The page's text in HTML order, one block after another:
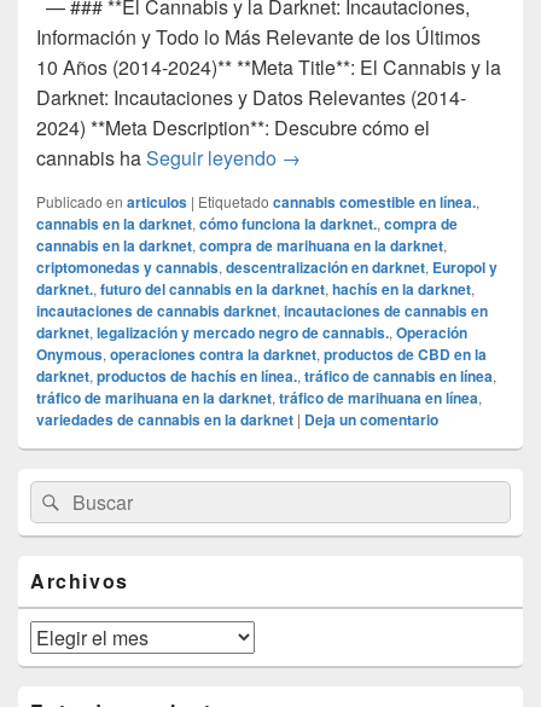
— ### **El Cannabis y la Darknet: Incautaciones,
Información y Todo lo Más Relevante de los Últimos
10 Años (2014-2024)** **Meta Title**: El Cannabis y la
Darknet: Incautaciones y Datos Relevantes (2014-
2024) **Meta Description**: Descubre cómo el
cannabis haSeguir leyendo ### **El Cannabis y la
→
Publicado en articulos | Etiquetado cannabis comestible en línea.,
cannabis en la darknet, cómo funciona la darknet., compra de
cannabis en la darknet, compra de marihuana en la darknet,
criptomonedas y cannabis, descentralización en darknet, Europol y
darknet., futuro del cannabis en la darknet, hachís en la darknet,
incautaciones de cannabis darknet, incautaciones de cannabis en
darknet, legalización y mercado negro de cannabis., Operación
Onymous, operaciones contra la darknet, productos de CBD en la
darknet, productos de hachís en línea., tráfico de cannabis en línea,
tráfico de marihuana en la darknet, tráfico de marihuana en línea,
variedades de cannabis en la darknet | Deja un comentario
área
de
widget
lateral
primaria
Buscar
por:
Buscar
Archivos
Archivos